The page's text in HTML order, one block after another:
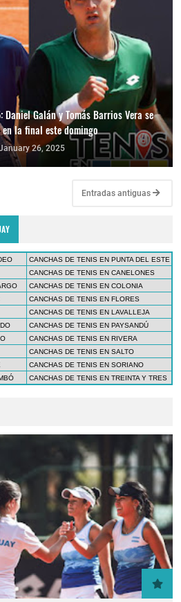
Daniel Galán y Tomás Barrios Vera se
la final este domingo
26, 2025
Entradas antiguas
CANCHAS DE TENIS EN PUNTA DEL ESTE
CANCHAS DE TENIS EN CANELONES
CANCHAS DE TENIS EN COLONIA
CANCHAS DE TENIS EN FLORES
CANCHAS DE TENIS EN LAVALLEJA
CANCHAS DE TENIS EN PAYSANDÚ
CANCHAS DE TENIS EN RIVERA
CANCHAS DE TENIS EN SALTO
CANCHAS DE TENIS EN SORIANO
CANCHAS DE TENIS EN TREINTA Y TRES